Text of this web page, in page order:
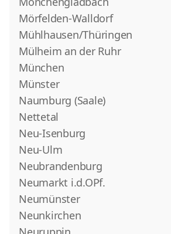
Mörfelden-Walldorf
Mühlhausen/Thüringen
Mülheim an der Ruhr
München
Münster
Naumburg (Saale)
Nettetal
Neu-Isenburg
Neu-Ulm
Neubrandenburg
Neumarkt i.d.OPf.
Neumünster
Neunkirchen